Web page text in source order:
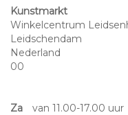
Kunstmarkt
Winkelcentrum
Leidschendam
Nederland
00
Za van 11.00-17.00 uur